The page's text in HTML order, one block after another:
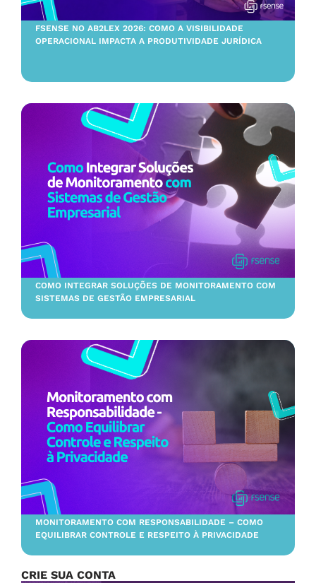
FSENSE NO AB2LEX 2026: COMO A VISIBILIDADE
OPERACIONAL IMPACTA A PRODUTIVIDADE JURÍDICA
COMO INTEGRAR SOLUÇÕES DE MONITORAMENTO COM
SISTEMAS DE GESTÃO EMPRESARIAL
MONITORAMENTO COM RESPONSABILIDADE – COMO
EQUILIBRAR CONTROLE E RESPEITO À PRIVACIDADE
CRIE SUA CONTA